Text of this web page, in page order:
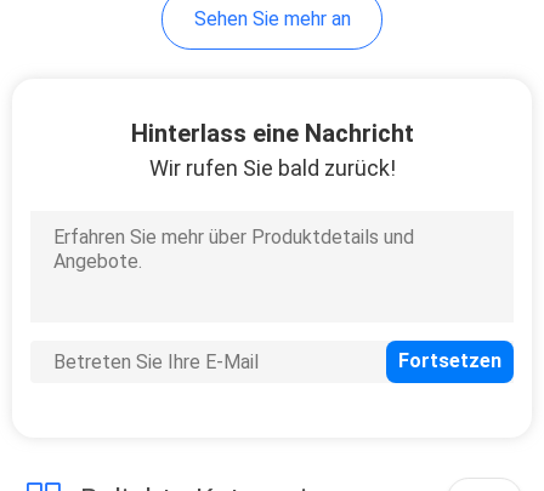
Sehen Sie mehr an
Hinterlass eine Nachricht
Wir rufen Sie bald zurück!